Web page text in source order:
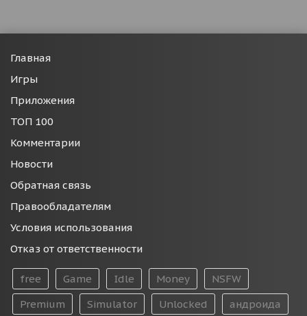
Главная
Игры
Приложения
ТОП 100
Комментарии
Новости
Обратная связь
Правообладателям
Условия использования
Отказ от ответственности
free Game Idle Money
NSFW
Premium
Simulator Unlocked андроида